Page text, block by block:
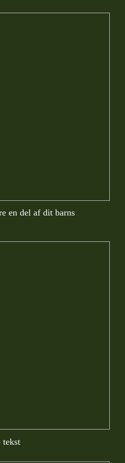
en del af dit barns
tekst